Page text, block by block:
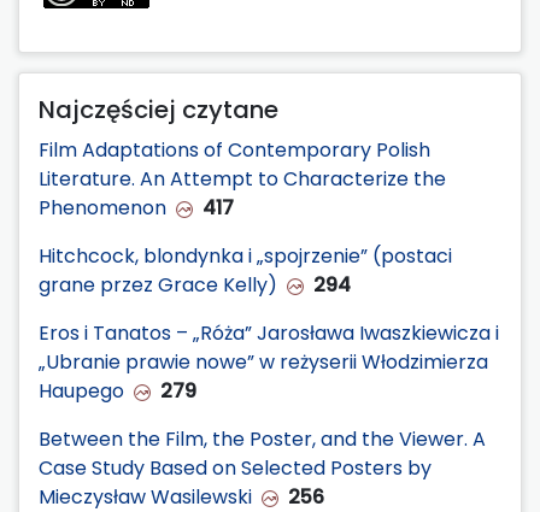
Najczęściej czytane
Film Adaptations of Contemporary Polish
Literature. An Attempt to Characterize the
Phenomenon
417
Hitchcock, blondynka i „spojrzenie” (postaci
grane przez Grace Kelly)
294
Eros i Tanatos – „Róża” Jarosława Iwaszkiewicza i
„Ubranie prawie nowe” w reżyserii Włodzimierza
Haupego
279
Between the Film, the Poster, and the Viewer. A
Case Study Based on Selected Posters by
Mieczysław Wasilewski
256